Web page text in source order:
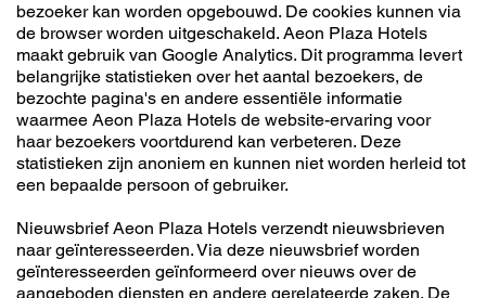
bezoeker kan worden opgebouwd. De cookies kunnen via
de browser worden uitgeschakeld. Aeon Plaza Hotels
maakt gebruik van Google Analytics. Dit programma levert
belangrijke statistieken over het aantal bezoekers, de
bezochte pagina's en andere essentiële informatie
waarmee Aeon Plaza Hotels de website-ervaring voor
haar bezoekers voortdurend kan verbeteren. Deze
statistieken zijn anoniem en kunnen niet worden herleid tot
een bepaalde persoon of gebruiker.
Nieuwsbrief Aeon Plaza Hotels verzendt nieuwsbrieven
naar geïnteresseerden. Via deze nieuwsbrief worden
geïnteresseerden geïnformeerd over nieuws over de
aangeboden diensten en andere gerelateerde zaken. De